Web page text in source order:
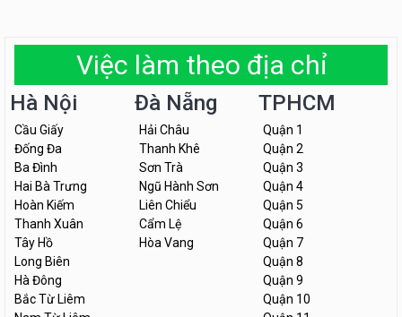
Việc làm theo địa chỉ
Hà Nội
Cầu Giấy
Đống Đa
Ba Đình
Hai Bà Trưng
Hoàn Kiếm
Thanh Xuân
Tây Hồ
Long Biên
Hà Đông
Bắc Từ Liêm
Đà Nẵng
Hải Châu
Thanh Khê
Sơn Trà
Ngũ Hành Sơn
Liên Chiểu
Cẩm Lệ
Hòa Vang
TPHCM
Quận 1
Quận 2
Quận 3
Quận 4
Quận 5
Quận 6
Quận 7
Quận 8
Quận 9
Quận 10